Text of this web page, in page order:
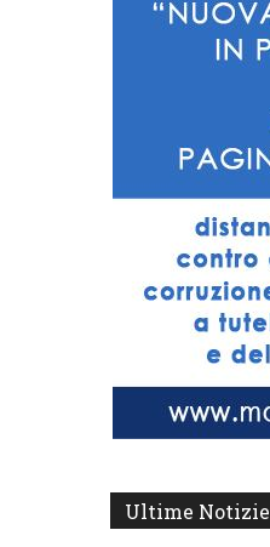
Ultime Notizie